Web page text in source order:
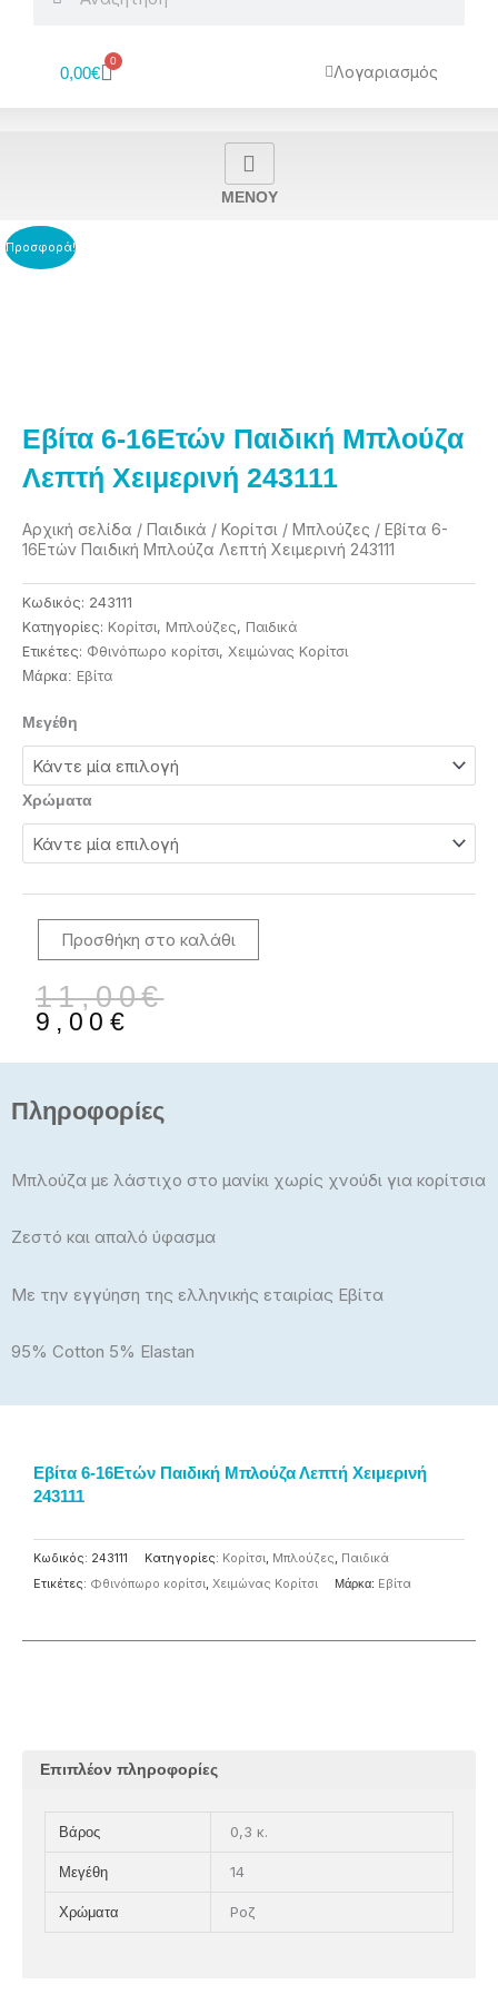
0,00€
0
Cart Λογαριασμός
MENOY
Προσφορά!
Εβίτα 6-16Ετών Παιδική Μπλούζα
Λεπτή Χειμερινή 243111
Αρχική σελίδα / Παιδικά / Κορίτσι / Μπλούζες / Εβίτα 6-
16Ετών Παιδική Μπλούζα Λεπτή Χειμερινή 243111
Κωδικός: 243111
Κατηγορίες: Κορίτσι, Μπλούζες, Παιδικά
Ετικέτες: Φθινόπωρο κορίτσι, Χειμώνας Κορίτσι
Μάρκα: Eβίτα
Μεγέθη
Χρώματα
Εβίτα
6-
16Ετών
Παιδική
Λεπτή
Χειμερινή
243111
ποσότητα
Προσθήκη στο καλάθι
11,00€
Original
price
was:
11,00€.
9,00 €
Η
τρέχουσα
τιμή
είναι:
9,00€.
Πληροφορίες
Μπλούζα με λάστιχο στο μανίκι χωρίς χνούδι για κορίτσια
Ζεστό και απαλό ύφασμα
Με την εγγύηση της ελληνικής εταιρίας Εβίτα
95% Cotton 5% Elastan
Εβίτα 6-16Ετών Παιδική Μπλούζα Λεπτή Χειμερινή
243111
Κωδικός: 243111 Κατηγορίες: Κορίτσι, Μπλούζες, Παιδικά
Ετικέτες: Φθινόπωρο κορίτσι, Χειμώνας Κορίτσι Μάρκα: Eβίτα
Επιπλέον πληροφορίες
Βάρος 0,3 κ.
Μεγέθη 14
Χρώματα Ροζ